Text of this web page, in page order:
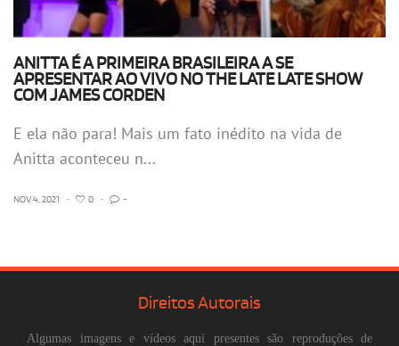
ANITTA É A PRIMEIRA BRASILEIRA A SE
APRESENTAR AO VIVO NO THE LATE LATE SHOW
COM JAMES CORDEN
E ela não para! Mais um fato inédito na vida de
Anitta aconteceu n...
NOV 4, 2021 • 0 • -
Direitos Autorais
Algumas imagens e vídeos aqui presentes são reproduções de